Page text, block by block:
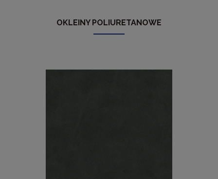
OKLEINY POLIURETANOWE